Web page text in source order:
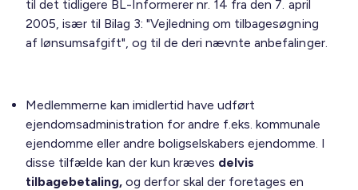
til det tidligere BL-Informerer nr. 14 fra den 7. april
2005, især til Bilag 3: "Vejledning om tilbagesøgning
af lønsumsafgift", og til de deri nævnte anbefalinger.
Medlemmerne kan imidlertid have udført
ejendomsadministration for andre f.eks. kommunale
ejendomme eller andre boligselskabers ejendomme. I
disse tilfælde kan der kun kræves delvis
tilbagebetaling, og derfor skal der foretages en